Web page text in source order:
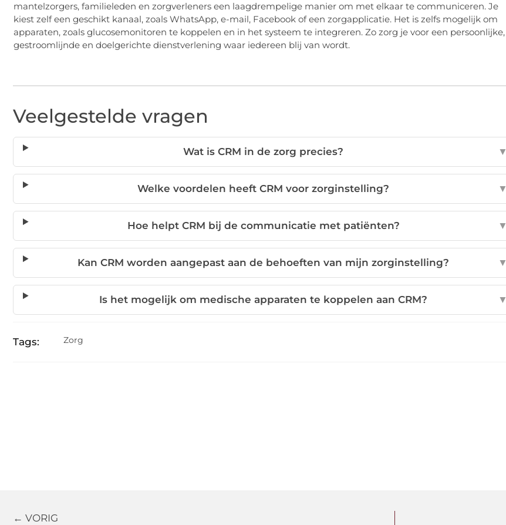
mantelzorgers, familieleden en zorgverleners een laagdrempelige manier om met elkaar te communiceren. Je
kiest zelf een geschikt kanaal, zoals WhatsApp, e-mail, Facebook of een zorgapplicatie. Het is zelfs mogelijk om
apparaten, zoals glucosemonitoren te koppelen en in het systeem te integreren. Zo zorg je voor een persoonlijke,
gestroomlijnde en doelgerichte dienstverlening waar iedereen blij van wordt.
Veelgestelde vragen
Wat is CRM in de zorg precies? ▼
Welke voordelen heeft CRM voor zorginstelling? ▼
Hoe helpt CRM bij de communicatie met patiënten? ▼
Kan CRM worden aangepast aan de behoeften van mijn zorginstelling? ▼
Is het mogelijk om medische apparaten te koppelen aan CRM? ▼
Tags: Zorg
← VORIG